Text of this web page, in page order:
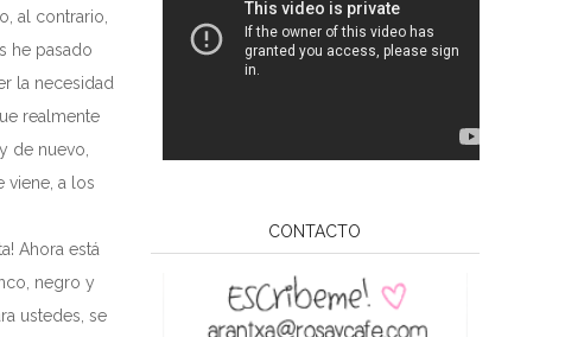
al contrario,
he pasado
la necesidad
realmente
de nuevo,
viene, a los
Ahora está
negro y
ustedes, se
CONTACTO